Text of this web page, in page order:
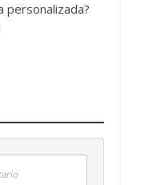
personalizada?